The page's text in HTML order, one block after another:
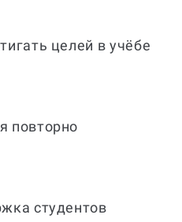
целей в учёбе
повторно
студентов